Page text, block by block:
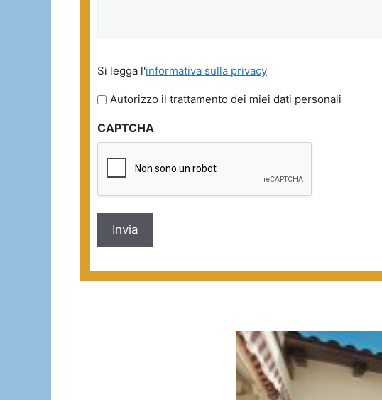
legga
l'informativa
privacy
Si legga l'informativa sulla privacy
Autorizzo il trattamento dei miei dati personali
CAPTCHA